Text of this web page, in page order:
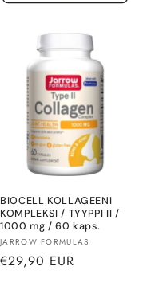
BIOCELL KOLLAGEENI
KOMPLEKSI / TYYPPI II /
1000 mg / 60 kaps.
Säljare:
JARROW FORMULAS
Normalt
€29,90 EUR